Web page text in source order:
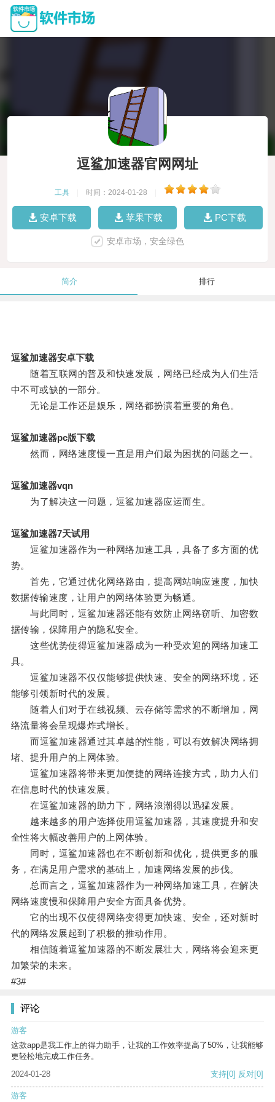
逗鲨加速器官网网址
工具 时间：2024-01-28
安卓下载 苹果下载 PC下载
安卓市场，安全绿色
简介 排行
逗鲨加速器安卓下载
随着互联网的普及和快速发展，网络已经成为人们生活
中不可或缺的一部分。
无论是工作还是娱乐，网络都扮演着重要的角色。
逗鲨加速器pc版下载
然而，网络速度慢一直是用户们最为困扰的问题之一。
逗鲨加速器vqn
为了解决这一问题，逗鲨加速器应运而生。
逗鲨加速器7天试用
逗鲨加速器作为一种网络加速工具，具备了多方面的优
势。
首先，它通过优化网络路由，提高网站响应速度，加快
数据传输速度，让用户的网络体验更为畅通。
与此同时，逗鲨加速器还能有效防止网络窃听、加密数
据传输，保障用户的隐私安全。
这些优势使得逗鲨加速器成为一种受欢迎的网络加速工
具。
逗鲨加速器不仅仅能够提供快速、安全的网络环境，还
能够引领新时代的发展。
随着人们对于在线视频、云存储等需求的不断增加，网
络流量将会呈现爆炸式增长。
而逗鲨加速器通过其卓越的性能，可以有效解决网络拥
堵、提升用户的上网体验。
逗鲨加速器将带来更加便捷的网络连接方式，助力人们
在信息时代的快速发展。
在逗鲨加速器的助力下，网络浪潮得以迅猛发展。
越来越多的用户选择使用逗鲨加速器，其速度提升和安
全性将大幅改善用户的上网体验。
同时，逗鲨加速器也在不断创新和优化，提供更多的服
务，在满足用户需求的基础上，加速网络发展的步伐。
总而言之，逗鲨加速器作为一种网络加速工具，在解决
网络速度慢和保障用户安全方面具备优势。
它的出现不仅使得网络变得更加快速、安全，还对新时
代的网络发展起到了积极的推动作用。
相信随着逗鲨加速器的不断发展壮大，网络将会迎来更
加繁荣的未来。
#3#
评论
游客
这款app是我工作上的得力助手，让我的工作效率提高了50%，让我能够
更轻松地完成工作任务。
2024-01-28
支持[0] 反对[0]
游客